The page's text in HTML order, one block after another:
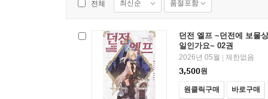
전체 최신순 품절포함
던전 엘프 ~던전에 보물
일인가요~ 02권
2026년 05월 | 제한없음
3,500원
원클릭구매 바로구매